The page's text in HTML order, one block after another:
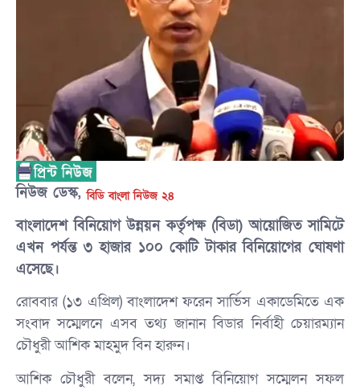
নিউজ ডেস্ক,বিডি বাংলা নিউজ ২৪
বাংলাদেশ বিনিয়োগ উন্নয়ন কর্তৃপক্ষ (বিডা) আয়োজিত সামিটে
এখন পর্যন্ত ৩ হাজার ১০০ কোটি টাকার বিনিয়োগের ঘোষণা
এসেছে।
রোববার (১৩ এপ্রিল) বাংলাদেশ ফরেন সার্ভিস একাডেমিতে এক
সংবাদ সম্মেলনে এসব তথ্য জানান বিডার নির্বাহী চেয়ারম্যান
চৌধুরী আশিক মাহমুদ বিন হারুন।
আশিক চৌধুরী বলেন, সদ্য সমাপ্ত বিনিয়োগ সম্মেলন সফল